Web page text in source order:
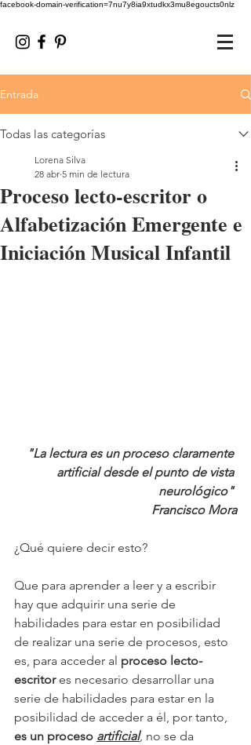
facebook-domain-verification=7nu7y8ia9xtudkx3mu8egoucts0nlz
Entrada
Todas las categorías
Proceso lecto-escritor o
Alfabetización Emergente e
Iniciación Musical Infantil
Lorena Silva
28 abr 5 min de lectura
"La lectura es un proceso claramente
artificial desde el punto de vista
neurológico"
Francisco Mora
¿Qué quiere decir esto?
Que para aprender a leer y a escribir
hay que adquirir una serie de
habilidades para estar en posibilidad
de realizar una serie de procesos, esto
es, para acceder al proceso lecto-
escritor es necesario desarrollar una
serie de habilidades para estar en la
posibilidad de acceder a él, por tanto,
es un proceso artificial, no se da